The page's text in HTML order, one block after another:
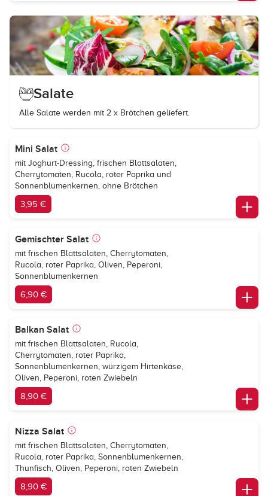
Salate
Alle Salate werden mit 2 x Brötchen geliefert.
Mini Salat
mit Joghurt-Dressing, frischen Blattsalaten,
Cherrytomaten, Rucola, roter Paprika und
Sonnenblumenkernen, ohne Brötchen
3,95 €
Gemischter Salat
mit frischen Blattsalaten, Cherrytomaten,
Rucola, roter Paprika, Oliven, Peperoni,
Sonnenblumenkernen
6,90 €
Balkan Salat
mit frischen Blattsalaten, Rucola,
Cherrytomaten, roter Paprika,
Sonnenblumenkernen, würzigem Hirtenkäse,
Oliven, Peperoni, roten Zwiebeln
8,90 €
Nizza Salat
mit frischen Blattsalaten, Cherrytomaten,
Rucola, roter Paprika, Sonnenblumenkernen,
Thunfisch, Oliven, Peperoni, roten Zwiebeln
8,90 €